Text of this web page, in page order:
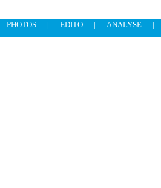
PHOTOS | EDITO | ANALYSE
|